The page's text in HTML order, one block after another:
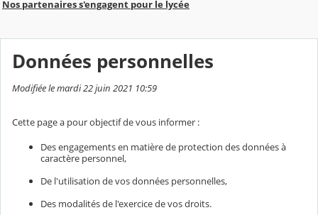
Nos partenaires s'engagent pour le lycée
Données personnelles
Modifiée le mardi 22 juin 2021 10:59
Cette page a pour objectif de vous informer :
Des engagements en matière de protection des données à
caractère personnel,
De l'utilisation de vos données personnelles,
Des modalités de l'exercice de vos droits.